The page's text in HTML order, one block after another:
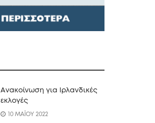
Ανακοίνωση για Ιρλανδικές
εκλογές
10 ΜΑΪΟΥ 2022